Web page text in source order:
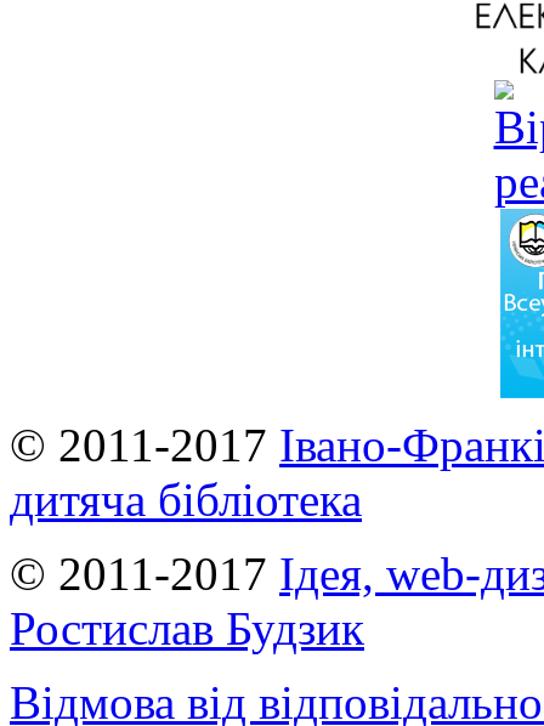
© 2011-2017 Івано-
дитяча бібліотека
© 2011-2017 Ідея, web-
Ростислав Будзик
Відмова від